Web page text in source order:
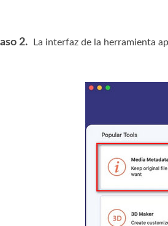
2. La interfaz de la herramienta